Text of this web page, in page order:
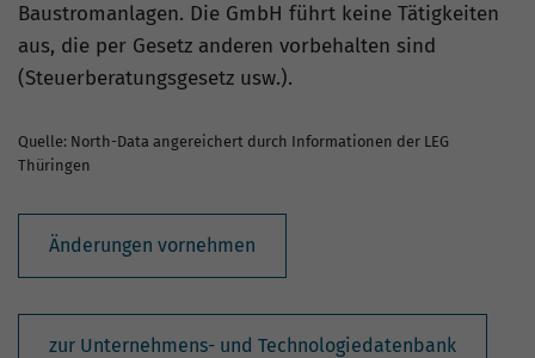
Baustromanlagen. Die GmbH führt keine Tätigkeiten
aus, die per Gesetz anderen vorbehalten sind
(Steuerberatungsgesetz usw.).
Quelle: North-Data angereichert durch Informationen der LEG
Thüringen
Änderungen vornehmen
zur Unternehmens- und Technologiedatenbank